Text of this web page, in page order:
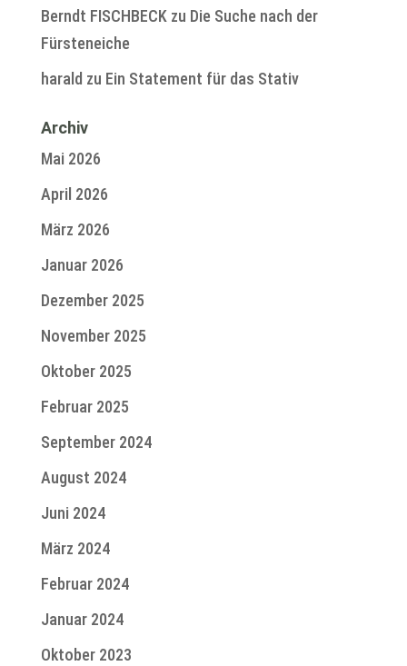
Berndt FISCHBECKzu Die Suche nach der
Fürsteneiche
harald zu Ein Statement für das Stativ
Archiv
Mai 2026
April 2026
März 2026
Januar 2026
Dezember 2025
November 2025
Oktober 2025
Februar 2025
September 2024
August 2024
Juni 2024
März 2024
Februar 2024
Januar 2024
Oktober 2023